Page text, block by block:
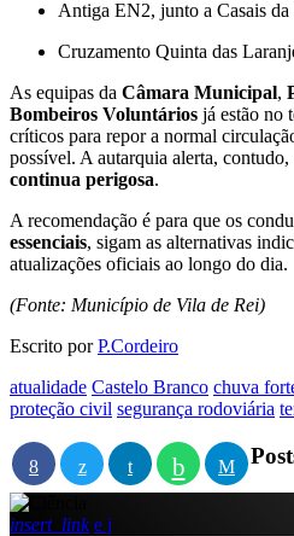
Antiga EN2, junto a Casais da
Cruzamento Quinta das
As equipas da Câmara Municipal,
Bombeiros Voluntários já estão no
críticos para repor a normal
possível. A autarquia alerta, contudo,
continua perigosa.
A recomendação é para que os
essenciais, sigam as alternativas
atualizações oficiais ao longo do dia.
(Fonte: Município de Vila de Rei)
Escrito porP.Cordeiro
atualidade Castelo Branco chuva
proteção civil segurança rodoviária
insert_link